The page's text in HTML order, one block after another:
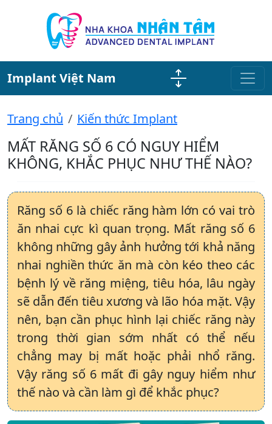
Implant Việt Nam
Trang chủ Kiến thức Implant
MẤT RĂNG SỐ 6 CÓ NGUY HIỂM
KHÔNG, KHẮC PHỤC NHƯ THẾ NÀO?
Răng số 6 là chiếc răng hàm lớn có vai trò
ăn nhai cực kì quan trọng. Mất răng số 6
không những gây ảnh hưởng tới khả năng
nhai nghiền thức ăn mà còn kéo theo các
bệnh lý về răng miệng, tiêu hóa, lâu ngày
sẽ dẫn đến tiêu xương và lão hóa mặt. Vậy
nên, bạn cần phục hình lại chiếc răng này
trong thời gian sớm nhất có thể nếu
chẳng may bị mất hoặc phải nhổ răng.
Vậy răng số 6 mất đi gây nguy hiểm như
thế nào và cần làm gì để khắc phục?